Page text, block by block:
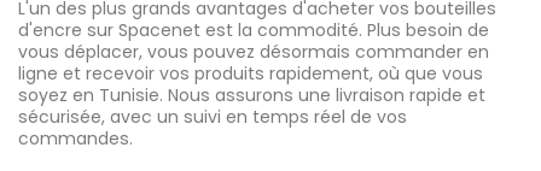
L'un des plus grands avantages d'acheter vos bouteilles
d'encre sur Spacenet est la commodité. Plus besoin de
vous déplacer, vous pouvez désormais commander en
ligne et recevoir vos produits rapidement, où que vous
soyez en Tunisie. Nous assurons une livraison rapide et
sécurisée, avec un suivi en temps réel de vos
commandes.